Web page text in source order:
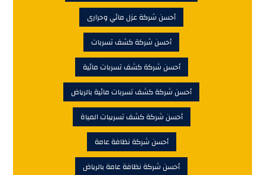
أحسن شركة عزل مائي وحرارى
أحسن شركة كشف تسربات
أحسن شركة كشف تسربات مائية
أحسن شركة كشف تسربات مائية بالرياض
أحسن شركة كشف تسريبات المياة
أحسن شركة نظافة عامة
أحسن شركة نظافة عامة بالرياض